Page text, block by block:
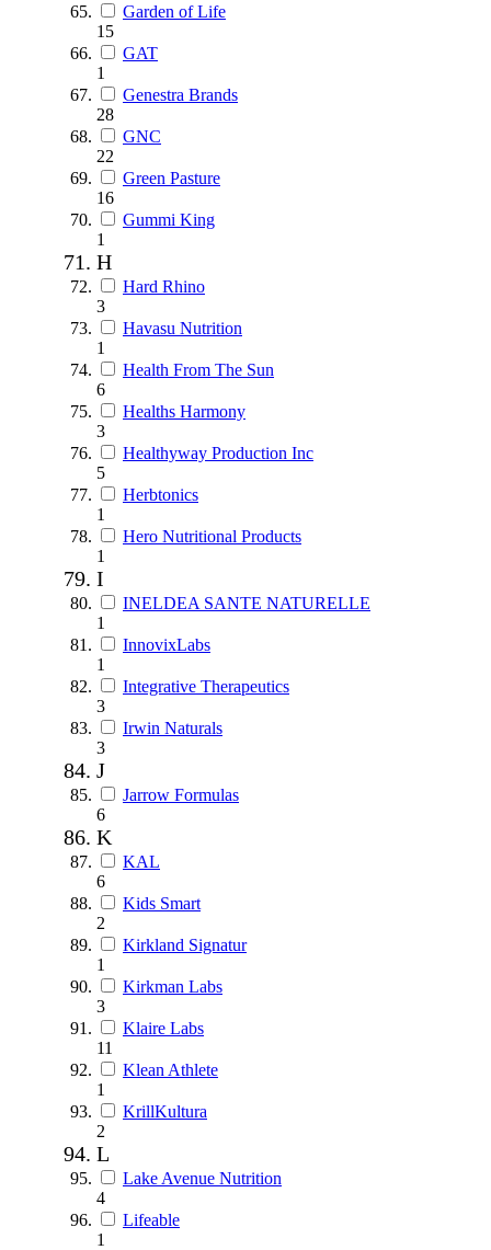
Garden of Life
15
GAT
1
Genestra Brands
28
GNC
22
Green Pasture
16
Gummi King
1
H
Hard Rhino
3
Havasu Nutrition
1
Health From The Sun
6
Healths Harmony
3
Healthyway Production Inc
5
Herbtonics
1
Hero Nutritional Products
1
I
INELDEA SANTE NATURELLE
1
InnovixLabs
1
Integrative Therapeutics
3
Irwin Naturals
3
J
Jarrow Formulas
6
K
KAL
6
Kids Smart
2
Kirkland Signatur
1
Kirkman Labs
3
Klaire Labs
11
Klean Athlete
1
KrillKultura
2
L
Lake Avenue Nutrition
4
Lifeable
1